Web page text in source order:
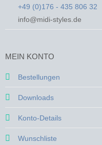
gewählt
werden
+49 (0)176 - 435 806 32
info@midi-styles.de
MEIN KONTO
Bestellungen
Downloads
Konto-Details
Wunschliste